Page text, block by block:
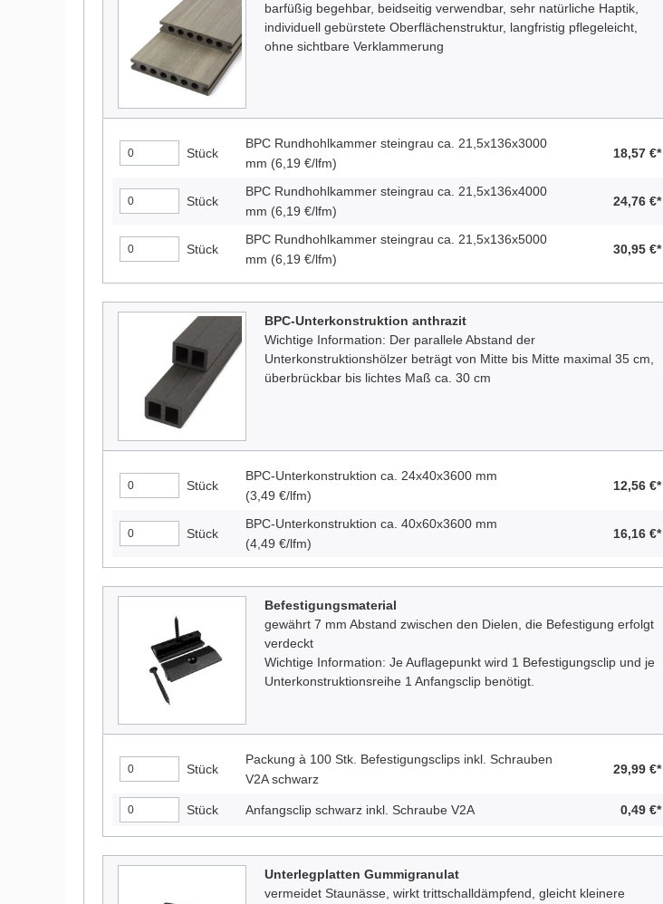
barfüßig begehbar, beidseitig verwendbar, sehr natürliche Haptik,
individuell gebürstete Oberflächenstruktur, langfristig pflegeleicht,
ohne sichtbare Verklammerung
Stück
BPC Rundhohlkammer steingrau ca. 21,5x136x3000
mm (6,19 €/lfm)
18,57 €*
Stück
BPC Rundhohlkammer steingrau ca. 21,5x136x4000
mm (6,19 €/lfm)
24,76 €*
Stück
BPC Rundhohlkammer steingrau ca. 21,5x136x5000
mm (6,19 €/lfm)
30,95 €*
BPC-Unterkonstruktion anthrazit
Wichtige Information: Der parallele Abstand der
Unterkonstruktionshölzer beträgt von Mitte bis Mitte maximal 35 cm,
überbrückbar bis lichtes Maß ca. 30 cm
Stück
BPC-Unterkonstruktion ca. 24x40x3600 mm
(3,49 €/lfm)
12,56 €*
Stück
BPC-Unterkonstruktion ca. 40x60x3600 mm
(4,49 €/lfm)
16,16 €*
Befestigungsmaterial
gewährt 7 mm Abstand zwischen den Dielen, die Befestigung erfolgt
verdeckt
Wichtige Information: Je Auflagepunkt wird 1 Befestigungsclip und je
Unterkonstruktionsreihe 1 Anfangsclip benötigt.
Stück
Packung à 100 Stk. Befestigungsclips inkl. Schrauben
V2A schwarz
29,99 €*
Stück Anfangsclip schwarz inkl. Schraube V2A 0,49 €*
Unterlegplatten Gummigranulat
vermeidet Staunässe, wirkt trittschalldämpfend, gleicht kleinere